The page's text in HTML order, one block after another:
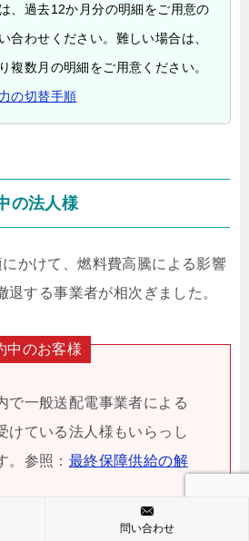
、過去12か月分の明細をご用意の
合わせください。難しい場合は、
複数月の明細をご用意ください。
の切替手順
の法人様
かけて、燃料費高騰による影響
退する事業者が相次ぎました。
中のお客様
で一般送配電事業者による
けている法人様もいらっし
。参照： 最終保障供給の解
問い合わせ